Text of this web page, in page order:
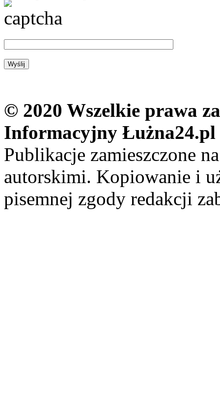
© 2020 Wszelkie prawa
Informacyjny Łużna24.pl
Publikacje zamieszczone
autorskimi. Kopiowanie i
pisemnej zgody redakcji